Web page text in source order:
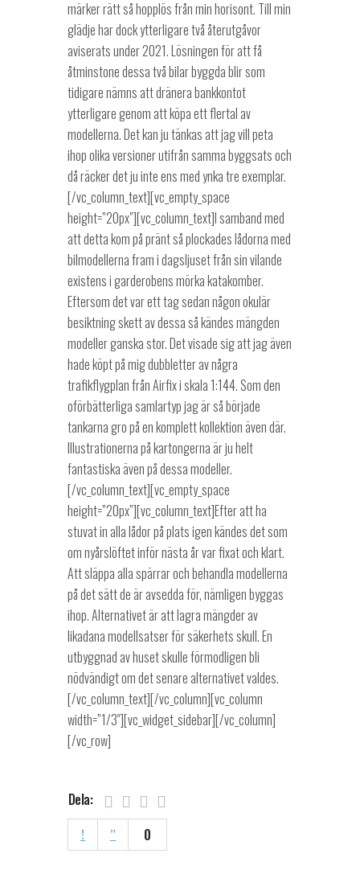
märker rätt så hopplös från min horisont. Till min
glädje har dock ytterligare två återutgåvor
aviserats under 2021. Lösningen för att få
åtminstone dessa två bilar byggda blir som
tidigare nämns att dränera bankkontot
ytterligare genom att köpa ett flertal av
modellerna. Det kan ju tänkas att jag vill peta
ihop olika versioner utifrån samma byggsats och
då räcker det ju inte ens med ynka tre exemplar.
[/vc_column_text][vc_empty_space
height=”20px”][vc_column_text]I samband med
att detta kom på pränt så plockades lådorna med
bilmodellerna fram i dagsljuset från sin vilande
existens i garderobens mörka katakomber.
Eftersom det var ett tag sedan någon okulär
besiktning skett av dessa så kändes mängden
modeller ganska stor. Det visade sig att jag även
hade köpt på mig dubbletter av några
trafikflygplan från Airfix i skala 1:144. Som den
oförbätterliga samlartyp jag är så började
tankarna gro på en komplett kollektion även där.
Illustrationerna på kartongerna är ju helt
fantastiska även på dessa modeller.
[/vc_column_text][vc_empty_space
height=”20px”][vc_column_text]Efter att ha
stuvat in alla lådor på plats igen kändes det som
om nyårslöftet inför nästa år var fixat och klart.
Att släppa alla spärrar och behandla modellerna
på det sätt de är avsedda för, nämligen byggas
ihop. Alternativet är att lagra mängder av
likadana modellsatser för säkerhets skull. En
utbyggnad av huset skulle förmodligen bli
nödvändigt om det senare alternativet valdes.
[/vc_column_text][/vc_column][vc_column
width=”1/3″][vc_widget_sidebar][/vc_column]
[/vc_row]
Dela:
0